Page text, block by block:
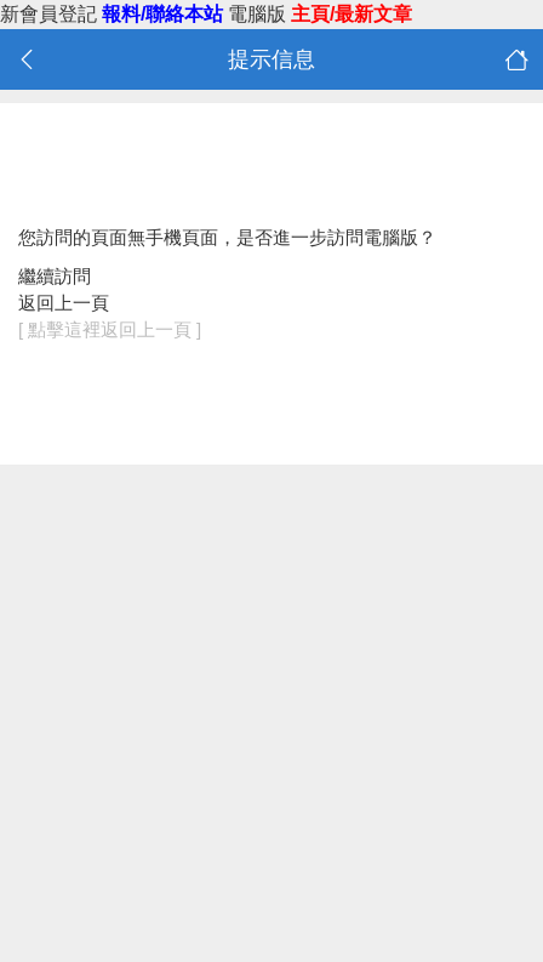
新會員登記 報料/聯絡本站 電腦版 主頁/最新文章
提示信息
您訪問的頁面無手機頁面，是否進一步訪問電腦版？
繼續訪問
返回上一頁
[ 點擊這裡返回上一頁 ]